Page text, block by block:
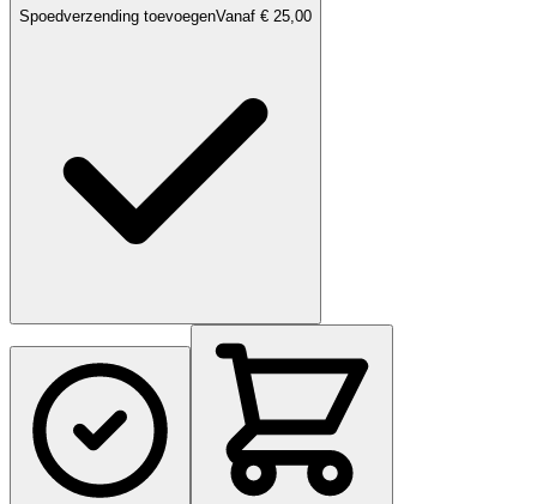
Spoedverzending toevoegenVanaf € 25,00